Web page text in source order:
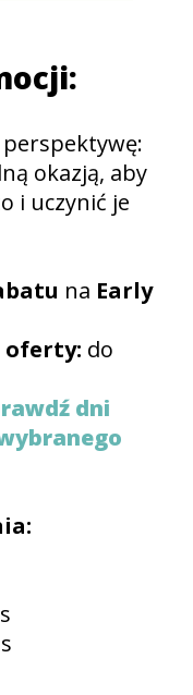
okazją, aby
i uczynić je
na Early
oferty: do
dni